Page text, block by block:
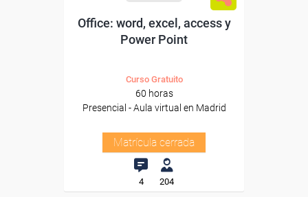
Office: word, excel, access y
Power Point
Curso Gratuito
60 horas
Presencial - Aula virtual en Madrid
Matrícula cerrada
4 204